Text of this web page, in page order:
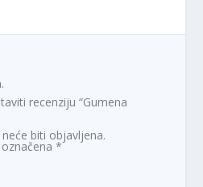
recenziju “Gumena
biti objavljena.
označena*